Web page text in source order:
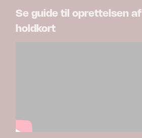
Se guide til oprettelsen af
holdkort